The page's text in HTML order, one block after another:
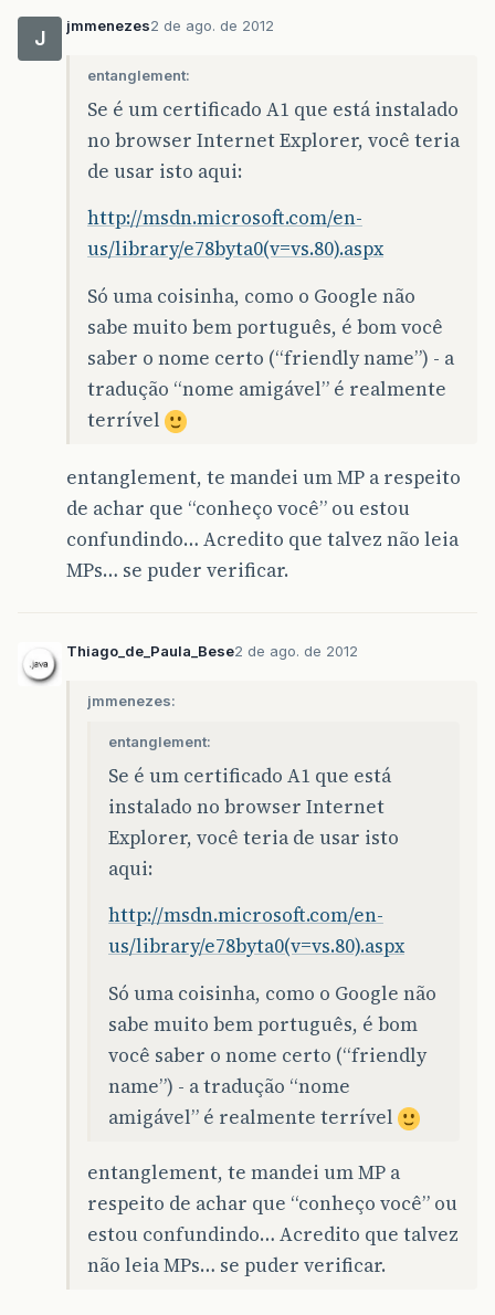
J
jmmenezes2 de ago. de 2012
entanglement:
Se é um certificado A1 que está instalado
no browser Internet Explorer, você teria
de usar isto aqui:
http://msdn.microsoft.com/en-
us/library/e78byta0(v=vs.80).aspx
Só uma coisinha, como o Google não
sabe muito bem português, é bom você
saber o nome certo (“friendly name”) - a
tradução “nome amigável” é realmente
terrível
entanglement, te mandei um MP a respeito
de achar que “conheço você” ou estou
confundindo… Acredito que talvez não leia
MPs… se puder verificar.
Thiago_de_Paula_Bese2 de ago. de 2012
jmmenezes:
entanglement:
Se é um certificado A1 que está
instalado no browser Internet
Explorer, você teria de usar isto
aqui:
http://msdn.microsoft.com/en-
us/library/e78byta0(v=vs.80).aspx
Só uma coisinha, como o Google não
sabe muito bem português, é bom
você saber o nome certo (“friendly
name”) - a tradução “nome
amigável” é realmente terrível
entanglement, te mandei um MP a
respeito de achar que “conheço você” ou
estou confundindo… Acredito que talvez
não leia MPs… se puder verificar.